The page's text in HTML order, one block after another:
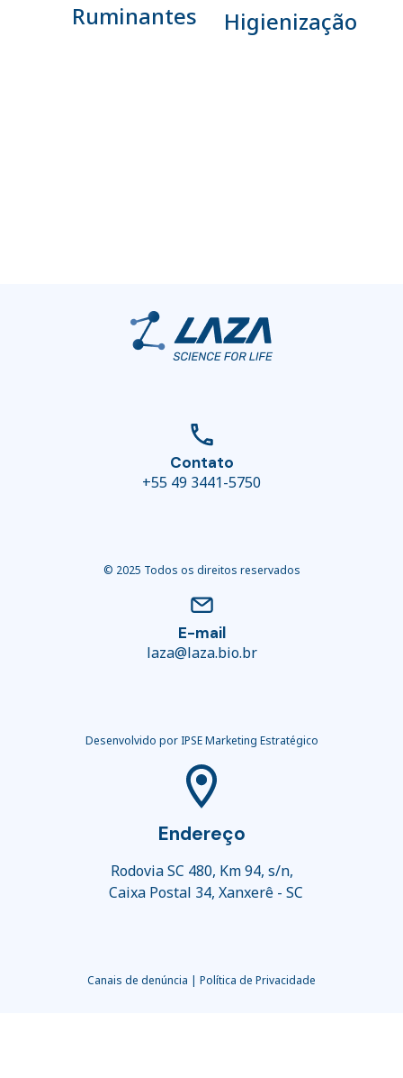
Ruminantes Higienização
Contato
+55 49 3441-5750
© 2025 Todos os direitos reservados
E-mail
laza@laza.bio.br
Desenvolvido por IPSE Marketing Estratégico
Endereço
Rodovia SC 480, Km 94, s/n,
Caixa Postal 34, Xanxerê - SC
Canais de denúncia | Política de Privacidade